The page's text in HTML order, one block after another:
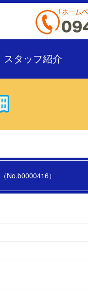
スタッフ紹介
（No.b0000416）